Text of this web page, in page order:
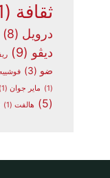
ثقافة (51)
درويل (8)
ديڤو (9)
ضو (3)
(1)
ماير جوان(1)
(5)
هالفت(1)